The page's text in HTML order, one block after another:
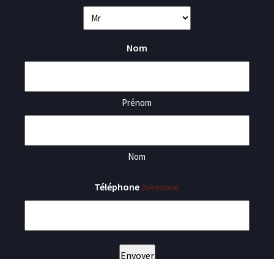
Nom
Prénom
Nom
Téléphone (Nécessaire)